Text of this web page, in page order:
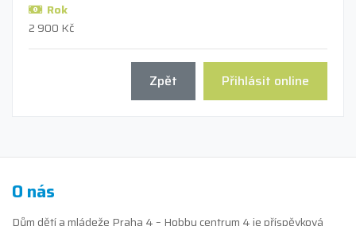
Rok
2 900 Kč
Přihlásit online
Zpět
O nás
Dům dětí a mládeže Praha 4 – Hobby centrum 4 je příspěvková